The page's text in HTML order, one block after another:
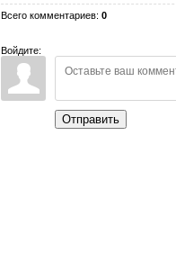
Всего комментариев: 0
Войдите:
Отправить